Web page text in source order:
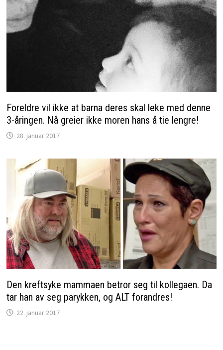
Foreldre vil ikke at barna deres skal leke med denne
3-åringen. Nå greier ikke moren hans å tie lengre!
28. januar 2017
Den kreftsyke mammaen betror seg til kollegaen. Da
tar han av seg parykken, og ALT forandres!
22. januar 2017